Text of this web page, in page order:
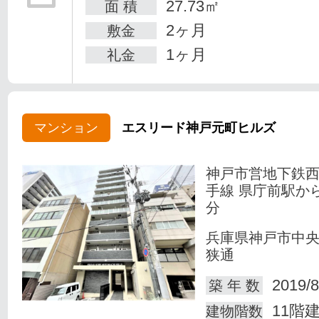
面 積 27.73㎡
敷金 2ヶ月
礼金 1ヶ月
マンション エスリード神戸元町ヒルズ
神戸市営地下鉄
手線 県庁前駅か
分
兵庫県神戸市中
狭通
築 年 数
2019/
建物階数 11階